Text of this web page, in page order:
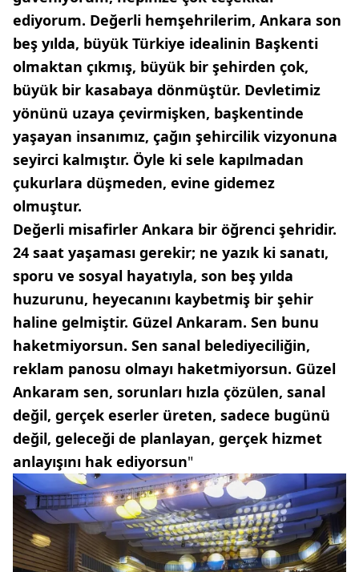
ediyorum. Değerli hemşehrilerim, Ankara son
beş yılda, büyük Türkiye idealinin Başkenti
olmaktan çıkmış, büyük bir şehirden çok,
büyük bir kasabaya dönmüştür. Devletimiz
yönünü uzaya çevirmişken, başkentinde
yaşayan insanımız, çağın şehircilik vizyonuna
seyirci kalmıştır. Öyle ki sele kapılmadan
çukurlara düşmeden, evine gidemez
olmuştur.
Değerli misafirler Ankara bir öğrenci şehridir.
24 saat yaşaması gerekir; ne yazık ki sanatı,
sporu ve sosyal hayatıyla, son beş yılda
huzurunu, heyecanını kaybetmiş bir şehir
haline gelmiştir. Güzel Ankaram. Sen bunu
haketmiyorsun. Sen sanal belediyeciliğin,
reklam panosu olmayı haketmiyorsun. Güzel
Ankaram sen, sorunları hızla çözülen, sanal
değil, gerçek eserler üreten, sadece bugünü
değil, geleceği de planlayan, gerçek hizmet
anlayışını hak ediyorsun"